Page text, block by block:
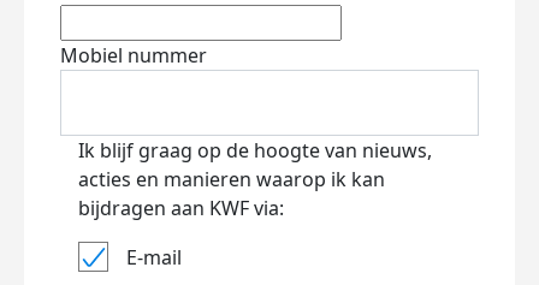
Mobiel nummer
Ik blijf graag op de hoogte van nieuws,
acties en manieren waarop ik kan
bijdragen aan KWF via:
E-mail